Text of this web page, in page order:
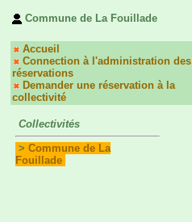
Commune de La Fouillade
Accueil
Connection à l'administration des
réservations
Demander une réservation à la
collectivité
Collectivités
> Commune de La
Fouillade